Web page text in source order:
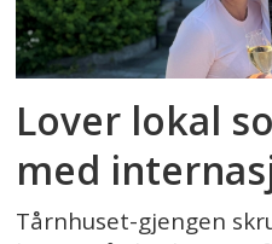
Lover lokal
med
Tårnhuset-gjengen